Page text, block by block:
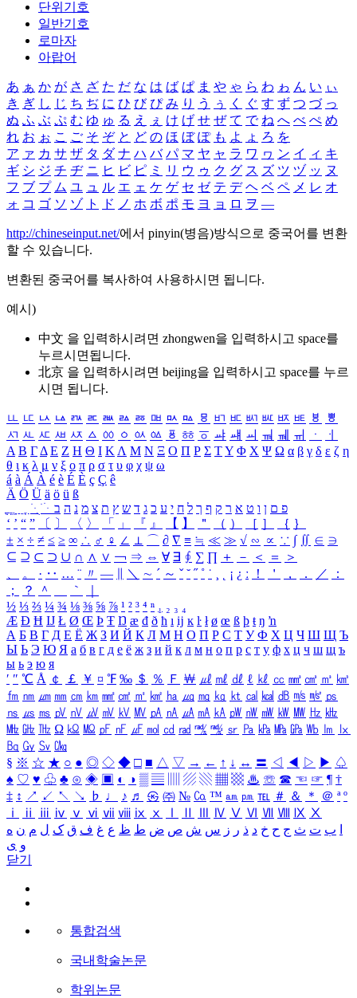
단위기호
일반기호
로마자
아랍어
あ ぁ か が さ ざ た だ な は ば ぱ ま や ゃ ら わ ゎ ん い ぃ
き ぎ し じ ち ぢ に ひ び ぴ み り う ぅ く ぐ す ず つ づ っ
ぬ ふ ぶ ぷ む ゆ ゅ る え ぇ け げ せ ぜ て で ね へ べ ぺ め
れ お ぉ こ ご そ ぞ と ど の ほ ぼ ぽ も よ ょ ろ を
ア ァ カ サ ザ タ ダ ナ ハ バ パ マ ヤ ャ ラ ワ ヮ ン イ ィ キ
ギ シ ジ チ ヂ ニ ヒ ビ ピ ミ リ ウ ゥ ク グ ス ズ ツ ヅ ッ ヌ
フ ブ プ ム ユ ュ ル エ ェ ケ ゲ セ ゼ テ デ ヘ ベ ペ メ レ オ
ォ コ ゴ ソ ゾ ト ド ノ ホ ボ ポ モ ヨ ョ ロ ヲ ―
http://chineseinput.net/에서 pinyin(병음)방식으로 중국어를 변환
할 수 있습니다.
변환된 중국어를 복사하여 사용하시면 됩니다.
예시)
中文 을 입력하시려면 zhongwen을 입력하시고 space를
누르시면됩니다.
北京 을 입력하시려면 beijing을 입력하시고 space를 누르
시면 됩니다.
ㅥ ㅦ ㅧ ㅨ ㅩ ㅪ ㅫ ㅬ ㅭ ㅮ ㅯ ㅰ ㅱ ㅲ ㅳ ㅴ ㅵ ㅶ ㅷ ㅸ
ㅹ
ㅺ ㅻ ㅼ ㅽ ㅾ ㅿ ㆀ ㆁ ㆂ ㆃ ㆄ ㆅ ㆆ ㆇ ㆈ ㆉ ㆊ ㆋ ㆌ ㆍ
ㆎ
Α Β ΓΔ Ε Ζ Η Θ Ι ΚΛ Μ Ν Ξ Ο Π Ρ Σ ΤΥ Φ Χ Ψ Ω α β γ δ ε ζ η
θ ι κ λ μ ν ξ ο π ρ σ τ υ φ χ ψ ω
á à Á À é è É È ç Ç ê
Ä Ö Ü ä ö ü ß
ִֶֹ ֻּ ׁׂ פ ם ן ו ט א ר ק ף ך ל ח י ע כ ג ד ש ץ ת צ מ נ ה ב
‘ ’ “ ” 〔 〕 〈 〉 「 」 『 』 【 】 ＂ （ ） ［ ］ ｛ ｝
± × ÷ ≠ ≤ ≥ ∞ ∴ ♂ ♀ ∠ ⊥ ⌒ ∂ ∇ ≡ ≒ ≪ ≫ √ ∽ ∝ ∵ ∫ ∬ ∈ ∋
⊆ ⊇ ⊂ ⊃ ∪ ∩ ∧ ∨ ￢ ⇒ ⇔ ∀ ∃ ∮ ∑ ∏ ＋ － ＜ ＝
＞
、
。 · ‥ … ¨ 〃 ― ＼ ∼ ´ ～ ˇ ˘ ˝ ˚ ˙ ¸ ¡ ¿ ː ！ ＇ ， ． ／
：
；
？ ＾ ｀
½ ⅓ ⅔ ¼ ¾ ⅛ ⅜ ⅝ ⅞ ¹ ² ³ ⁴ ⁿ ₁ ₂ ₃ ₄
Æ Ð Ħ Ĳ Ł Ø Œ Þ Ŧ Ŋ æ đ ð ħ ı ĳ ĸ ŀ ł ø œ ß þ ŧ ŋ ŉ
А Б В Г Д Е Ё Ж З И Й К Л М Н О П Р С Т У Ф Х Ц Ч Ш Щ Ъ
Ы Ь Э Ю Я а б в г д е ё ж з и й к л м н о п р с т у ф х ц ч ш щ ъ
ы ь э ю я
′ ″ ℃ Å ￠ ￡ ￥ ¤ ℉ ‰ ＄ ％ Ｆ ￦ ㎕ ㎖ ㎗ ℓ ㎘ ㏄ ㎣ ㎤ ㎥ ㎦
㎙ ㎚ ㎛ ㎜ ㎝ ㎞ ㎟ ㎠ ㎡ ㎢ ㏊ ㎍ ㎎ ㎏ ㏏ ㎈ ㎉ ㏈ ㎧ ㎨ ㎰
㎱ ㎲ ㎳ ㎴ ㎵ ㎶ ㎷ ㎸ ㎹ ㎀ ㎁ ㎂ ㎃ ㎄ ㎺ ㎻ ㎽ ㎾ ㎿ ㎐ ㎑
㎒ ㎓ ㎔ Ω ㏀ ㏁ ㎊ ㎋ ㎌ ㏖ ㏅ ㎭ ㎮ ㎯ ㏛ ㎩ ㎪ ㎫ ㎬ ㏝ ㏐
㏓
㏃ ㏉ ㏜ ㏆
§ ※ ☆ ★ ○ ● ◎ ◇ ◆ □ ■ △ ▽ → ← ↑ ↓ ↔ 〓 ◁ ◀ ▷ ▶ ♤
♠ ♡ ♥ ♧ ♣ ⊙ ◈ ▣ ◐ ◑ ▒ ▤ ▨ ▧ ▦ ▩ ♨ ☏ ☎ ☜ ☞ ¶ †
‡ ↕ ↗ ↙ ↖ ↘ ♭ ♩ ♪ ♬ ㉿ ㈜ № ㏇ ™ ㏂ ㏘ ℡ ＃ ＆ ＊ ＠ ª º
ⅰ
ⅱ ⅲ ⅳ ⅴ ⅵ ⅶ ⅷ ⅸ ⅹ Ⅳ Ⅴ Ⅵ Ⅶ Ⅷ Ⅸ Ⅹ
ب ت ث ج ح خ د ذ ر ز س ش ص ض ط ظ ع غ ف ق ک ل م ن ه
و ی
닫기
통합검색
국내학술논문
학위논문